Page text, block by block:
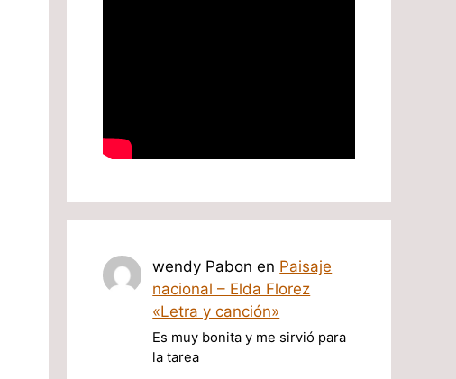
wendy Pabon en Paisaje
nacional – Elda Florez
«Letra y canción»
Es muy bonita y me sirvió para
la tarea